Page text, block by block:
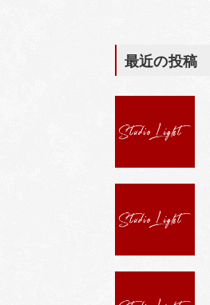
最近の投稿